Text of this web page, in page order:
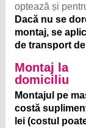
optează și
Dacă nu se
montaj, se
de transport
Montaj la
domiciliu
Montajul pe
costă
lei (costul